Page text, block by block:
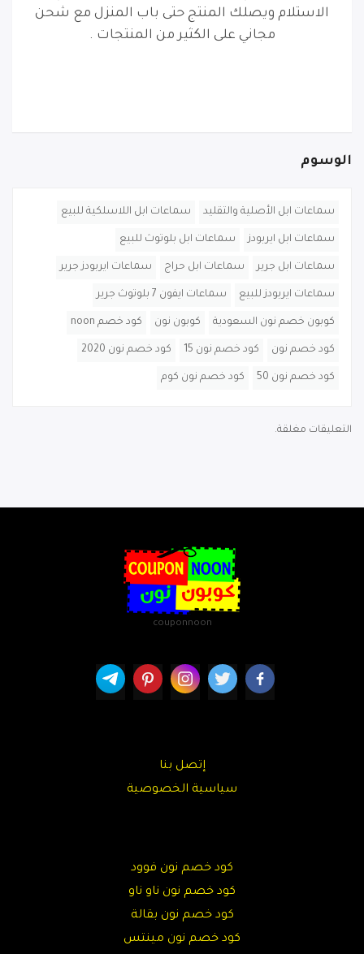
الاستلام ويصلك المنتج حتى باب المنزل مع شحن
مجاني على الكثير من المنتجات .
الوسوم
سماعات ابل الأصلية والتقليد سماعات ابل اللاسلكية للبيع
سماعات ابل ايربودز سماعات ابل بلوتوث للبيع
سماعات ابل جرير سماعات ابل حراج سماعات ايربودز جرير
سماعات ايربودز للبيع سماعات ايفون 7 بلوتوث جرير
كوبون خصم نون السعودية كوبون نون كود خصم noon
كود خصم نون كود خصم نون 15 كود خصم نون 2020
كود خصم نون 50 كود خصم نون كوم
التعليقات مغلقة.
couponnoon
إتصل بنا
سياسية الخصوصية
كود خصم نون فوود
كود خصم نون ناو ناو
كود خصم نون بقالة
كود خصم نون مينتس